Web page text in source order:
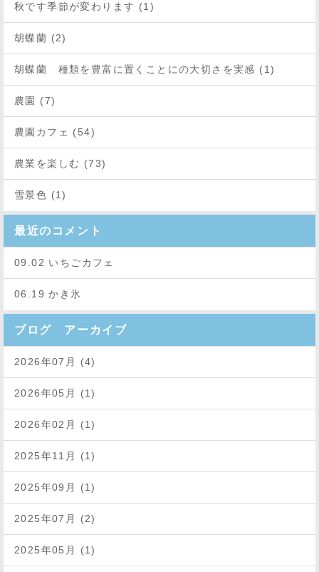
秋です季節が変わります (1)
胡蝶蘭 (2)
胡蝶蘭 種類を豊富に置くことにの大切さを実感 (1)
農園 (7)
農園カフェ (54)
農業を楽しむ (73)
雪景色 (1)
最近のコメント
09.02 いちごカフェ
06.19 かき氷
ブログ アーカイブ
2026年07月 (4)
2026年05月 (1)
2026年02月 (1)
2025年11月 (1)
2025年09月 (1)
2025年07月 (2)
2025年05月 (1)